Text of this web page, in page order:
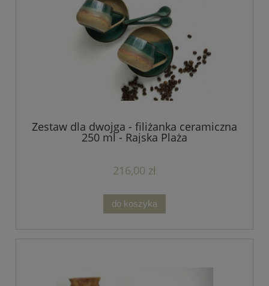
Zestaw dla dwojga - filiżanka ceramiczna
250 ml - Rajska Plaża
216,00 zł
do koszyka